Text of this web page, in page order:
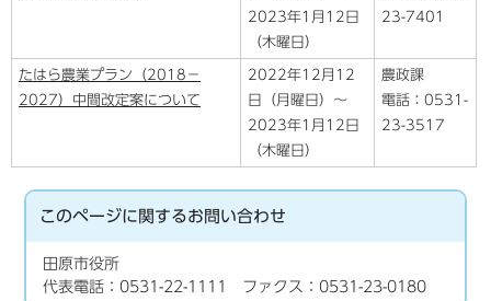
2023年1月12日
（木曜日）
23-7401
たはら農業プラン（2018－
2027）中間改定案について
2022年12月12
日（月曜日）～
2023年1月12日
（木曜日）
農政課
電話：0531-
23-3517
このページに関するお問い合わせ
田原市役所
代表電話：0531-22-1111 ファクス：0531-23-0180